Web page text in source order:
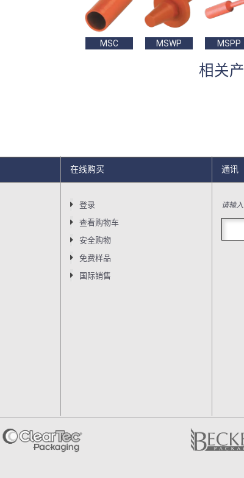
MSC MSWP MSPP
相关
在线购买
登录
查看购物车
安全购物
免费样品
国际销售
通讯
请输